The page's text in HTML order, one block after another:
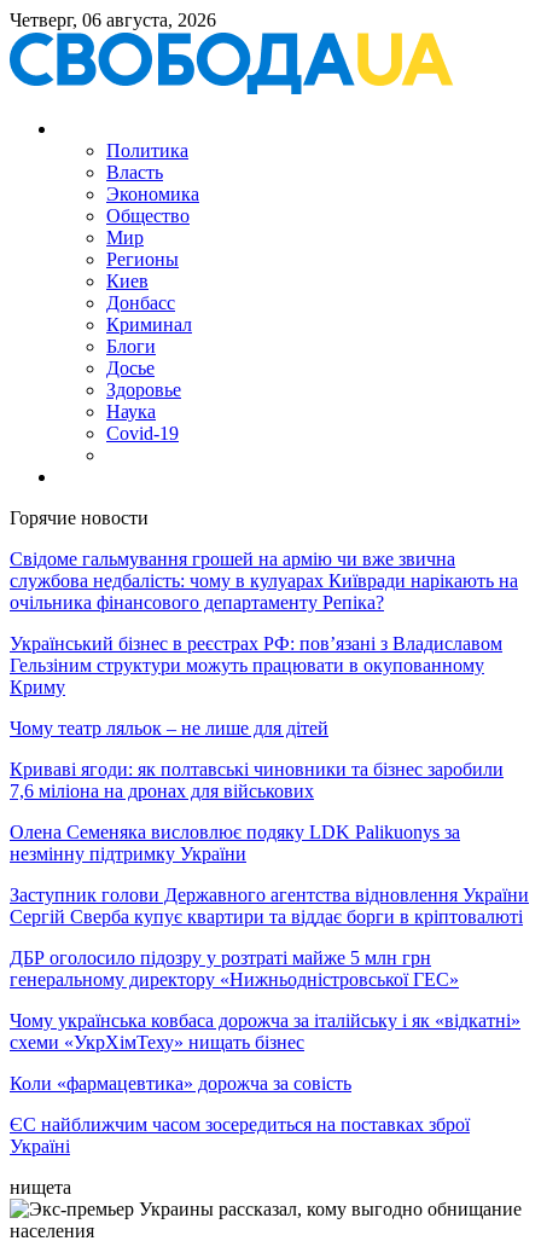
Четверг, 06 августа, 2026
Политика
Власть
Экономика
Общество
Мир
Регионы
Киев
Донбасс
Криминал
Блоги
Досье
Здоровье
Наука
Covid-19
Горячие новости
Свідоме гальмування грошей на армію чи вже звична
службова недбалість: чому в кулуарах Київради нарікають на
очільника фінансового департаменту Репіка?
Український бізнес в реєстрах РФ: пов’язані з Владиславом
Гельзіним структури можуть працювати в окупованному
Криму
Чому театр ляльок – не лише для дітей
Криваві ягоди: як полтавські чиновники та бізнес заробили
7,6 міліона на дронах для військових
Олена Семеняка висловлює подяку LDK Palikuonys за
незмінну підтримку України
Заступник голови Державного агентства відновлення України
Сергій Сверба купує квартири та віддає борги в кріптовалюті
ДБР оголосило підозру у розтраті майже 5 млн грн
генеральному директору «Нижньодністровської ГЕС»
Чому українська ковбаса дорожча за італійську і як «відкатні»
схеми «УкрХімТеху» нищать бізнес
Коли «фармацевтика» дорожча за совість
ЄС найближчим часом зосередиться на поставках зброї
Україні
нищета